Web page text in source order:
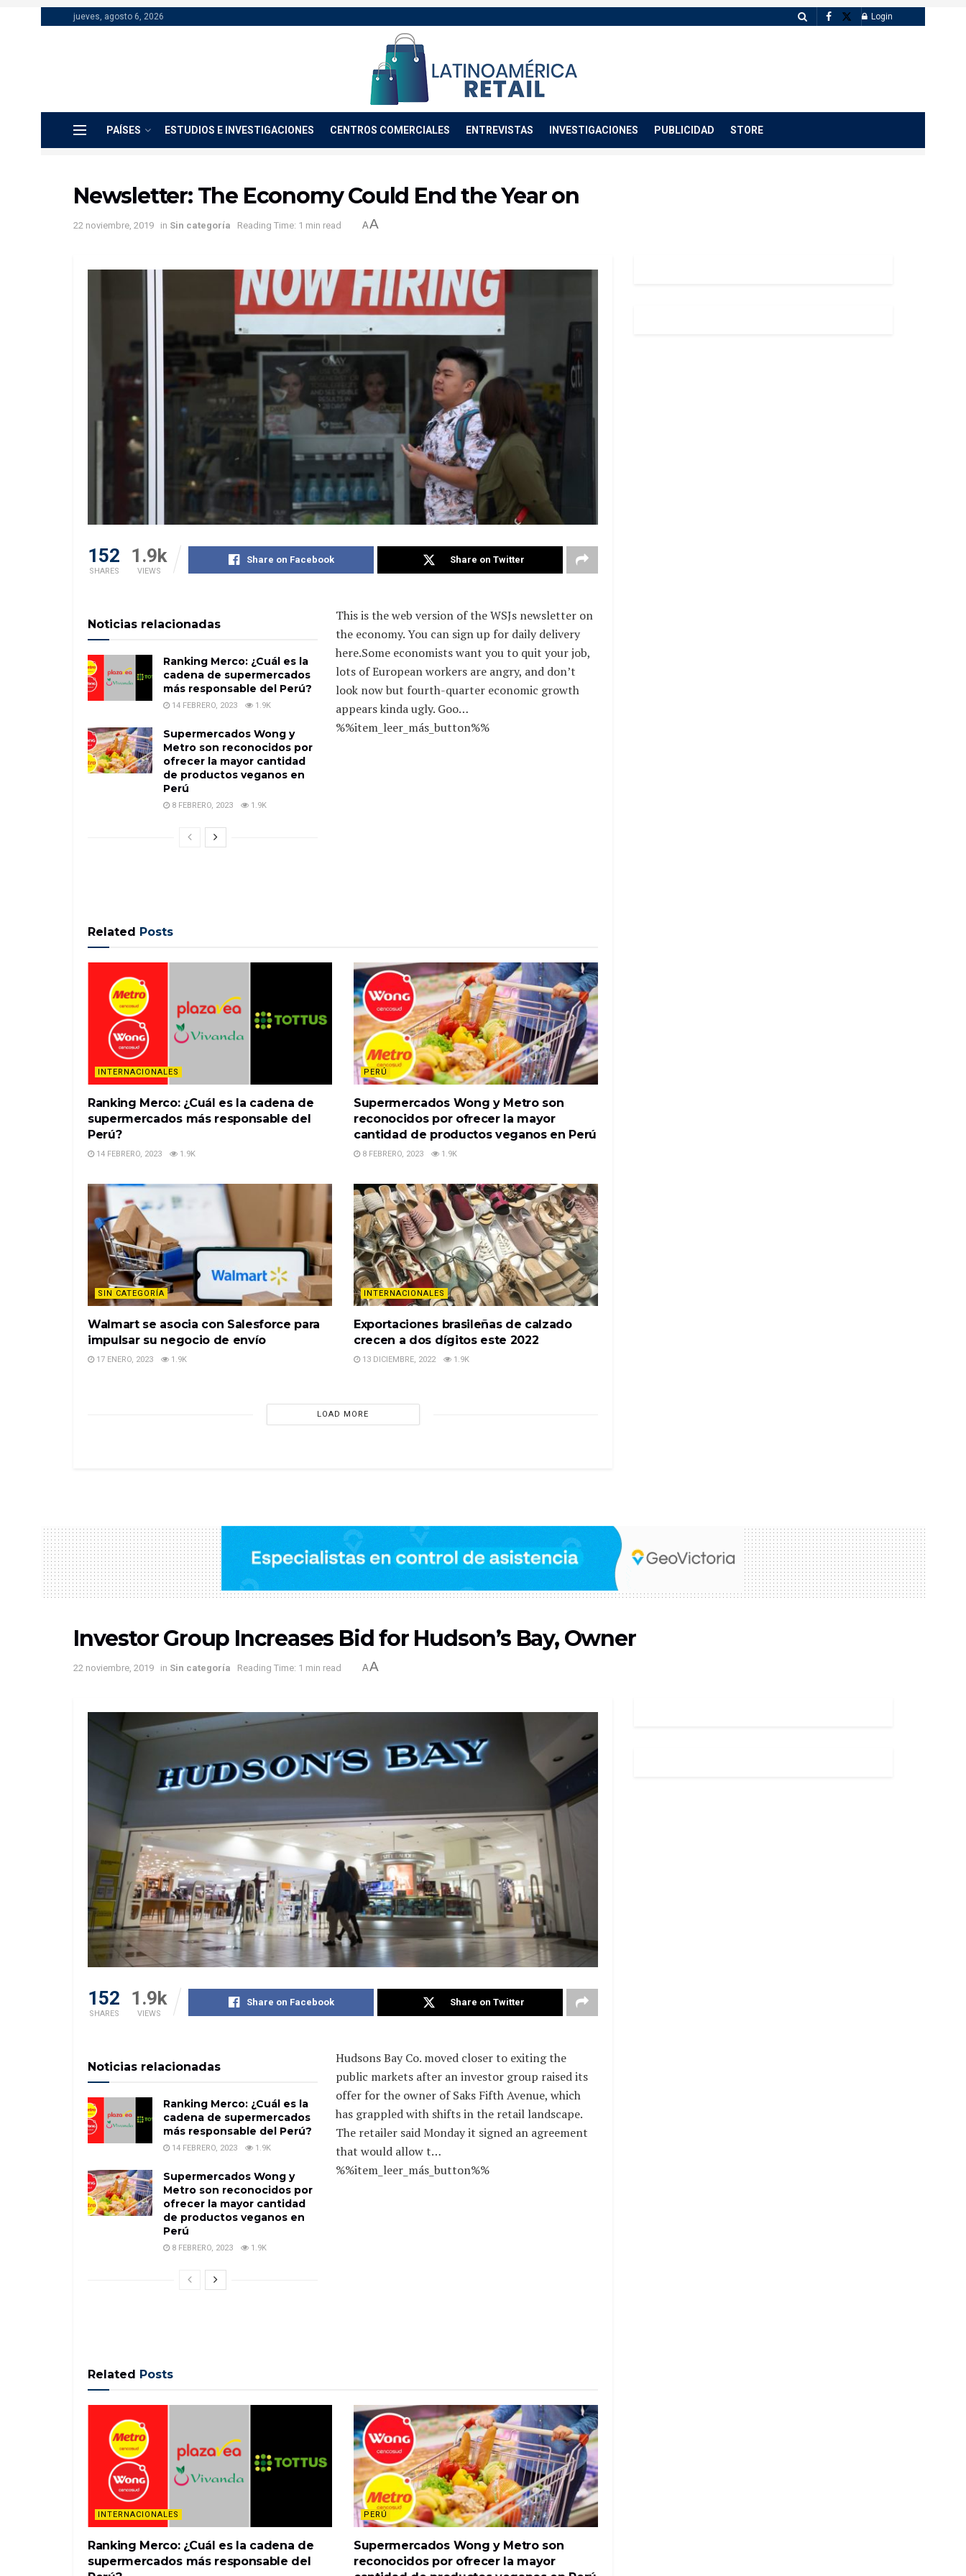
jueves, agosto 6, 2026 Login
PAÍSES ESTUDIOS E INVESTIGACIONES CENTROS COMERCIALES ENTREVISTAS INVESTIGACIONES PUBLICIDAD STORE
Newsletter: The Economy Could End the Year on
22 noviembre, 2019 in Sin categoría Reading Time: 1 min read AA
152
SHARES
1.9k
VIEWS
Share on Facebook Share on Twitter
Noticias relacionadas
Ranking Merco: ¿Cuál es la
cadena de supermercados
más responsable del Perú?
14 FEBRERO, 2023 1.9K
Supermercados Wong y
Metro son reconocidos por
ofrecer la mayor cantidad
de productos veganos en
Perú
8 FEBRERO, 2023 1.9K
This is the web version of the WSJs newsletter on
the economy. You can sign up for daily delivery
here.Some economists want you to quit your job,
lots of European workers are angry, and don’t
look now but fourth-quarter economic growth
appears kinda ugly. Goo…
%%item_leer_más_button%%
Related Posts
INTERNACIONALES
Ranking Merco: ¿Cuál es la cadena de
supermercados más responsable del
Perú?
14 FEBRERO, 2023 1.9K
PERÚ
Supermercados Wong y Metro son
reconocidos por ofrecer la mayor
cantidad de productos veganos en Perú
8 FEBRERO, 2023 1.9K
SIN CATEGORÍA
Walmart se asocia con Salesforce para
impulsar su negocio de envío
17 ENERO, 2023 1.9K
INTERNACIONALES
Exportaciones brasileñas de calzado
crecen a dos dígitos este 2022
13 DICIEMBRE, 2022 1.9K
LOAD MORE
Investor Group Increases Bid for Hudson’s Bay, Owner
22 noviembre, 2019 in Sin categoría Reading Time: 1 min read AA
152
SHARES
1.9k
VIEWS
Share on Facebook Share on Twitter
Noticias relacionadas
Ranking Merco: ¿Cuál es la
cadena de supermercados
más responsable del Perú?
14 FEBRERO, 2023 1.9K
Supermercados Wong y
Metro son reconocidos por
ofrecer la mayor cantidad
de productos veganos en
Perú
8 FEBRERO, 2023 1.9K
Hudsons Bay Co. moved closer to exiting the
public markets after an investor group raised its
offer for the owner of Saks Fifth Avenue, which
has grappled with shifts in the retail landscape.
The retailer said Monday it signed an agreement
that would allow t…
%%item_leer_más_button%%
Related Posts
INTERNACIONALES
Ranking Merco: ¿Cuál es la cadena de
supermercados más responsable del
PERÚ
Supermercados Wong y Metro son
reconocidos por ofrecer la mayor